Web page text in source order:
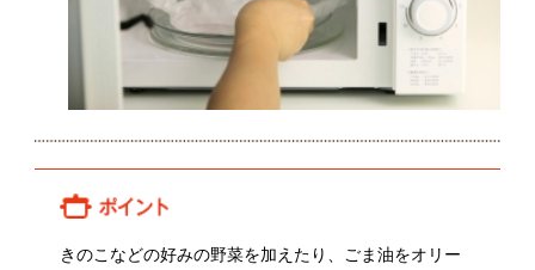
きのこなどの好みの野菜を加えたり、ごま油をオリー
ブオイルに変えたりしてアレンジしても。具材の量を
増やす場合は、様子をみながら加熱時間を増やしてく
ださい。